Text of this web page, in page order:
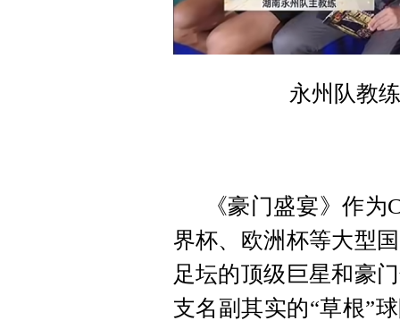
永州队教
《豪门盛宴》作
界杯、欧洲杯等大型
足坛的顶级巨星和豪
支名副其实的“草根”